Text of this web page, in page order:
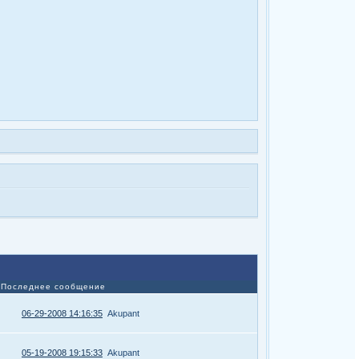
Последнее сообщение
06-29-2008 14:16:35 Akupant
05-19-2008 19:15:33 Akupant